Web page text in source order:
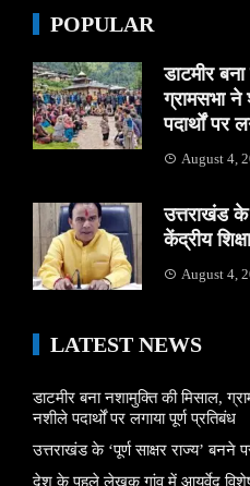
POPULAR
डाटमीर
ग्रामसभा
पदार्थों पर
August 4,
उत्तराखंड के
केंद्रीय
August 4,
LATEST NEWS
डाटमीर बना नशामुक्ति की मिसाल,
नशीले पदार्थों पर लगाया पूर्ण प्रतिबंध
उत्तराखंड के ‘पूर्ण साक्षर राज्य’ बनने
देश के पहले लेखक गांव में आयुर्वेद